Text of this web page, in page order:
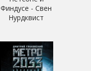
Финдусе - Свен
Нурдквист